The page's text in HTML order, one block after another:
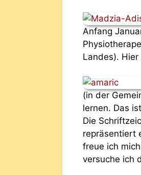
Anfang
Landes).
(in der
lernen. Das
Die
repräsentiert
freue ich
versuche ich